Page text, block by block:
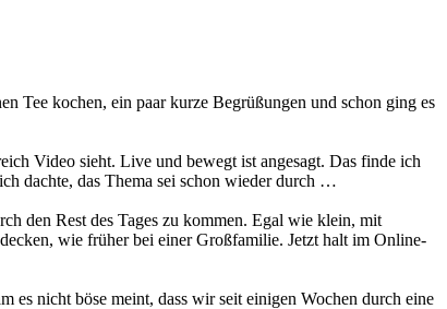
Tee kochen, ein paar kurze Begrüßungen und schon ging es
Video sieht. Live und bewegt ist angesagt. Das finde ich
dachte, das Thema sei schon wieder durch …
den Rest des Tages zu kommen. Egal wie klein, mit
wie früher bei einer Großfamilie. Jetzt halt im Online-
es nicht böse meint, dass wir seit einigen Wochen durch eine